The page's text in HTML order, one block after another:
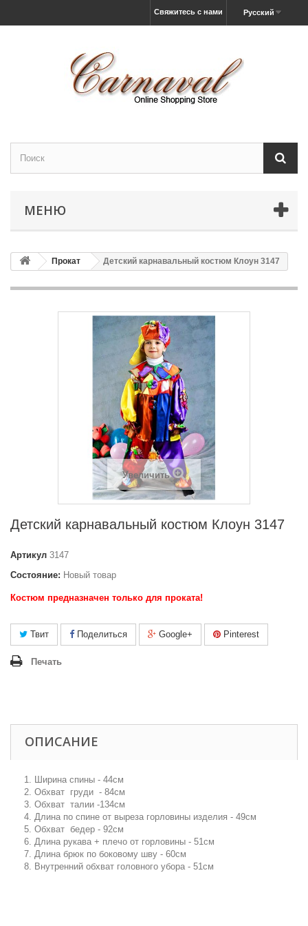
Русский
Свяжитесь с нами
МЕНЮ
Прокат Детский карнавальный костюм Клоун 3147
Увеличить
Детский карнавальный костюм Клоун 3147
Артикул 3147
Состояние: Новый товар
Костюм предназначен только для проката!
Твит Поделиться Google+ Pinterest
Печать
ОПИСАНИЕ
1. Ширина спины - 44см
2. Обхват груди - 84см
3. Обхват талии -134см
4. Длина по спине от выреза горловины изделия - 49см
5. Обхват бедер - 92см
6. Длина рукава + плечо от горловины - 51см
7. Длина брюк по боковому шву - 60см
8. Внутренний обхват головного убора - 51см